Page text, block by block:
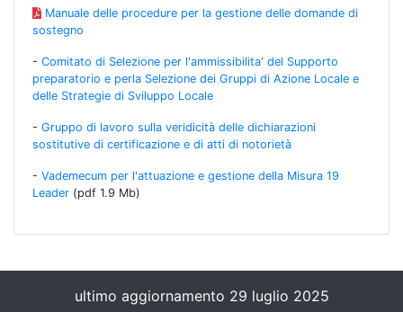
Manuale delle procedure per la gestione delle domande di
sostegno
- Comitato di Selezione per l'ammissibilita' del Supporto
preparatorio e perla Selezione dei Gruppi di Azione Locale e
delle Strategie di Sviluppo Locale
- Gruppo di lavoro sulla veridicità delle dichiarazioni
sostitutive di certificazione e di atti di notorietà
- Vademecum per l'attuazione e gestione della Misura 19
Leader (pdf 1.9 Mb)
ultimo aggiornamento 29 luglio 2025